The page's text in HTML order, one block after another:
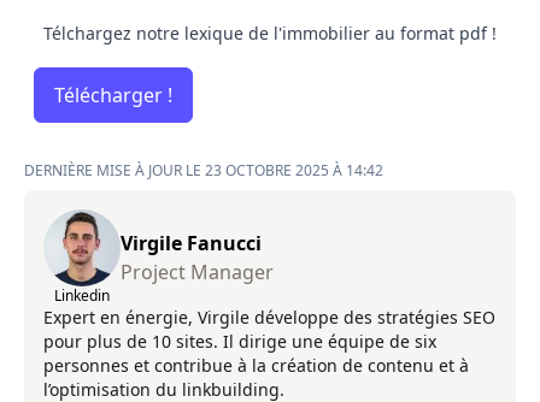
Télchargez notre lexique de l'immobilier au format pdf !
Télécharger !
DERNIÈRE MISE À JOUR LE 23 OCTOBRE 2025 À 14:42
Linkedin
Virgile Fanucci
Project Manager
Expert en énergie, Virgile développe des stratégies SEO
pour plus de 10 sites. Il dirige une équipe de six
personnes et contribue à la création de contenu et à
l’optimisation du linkbuilding.